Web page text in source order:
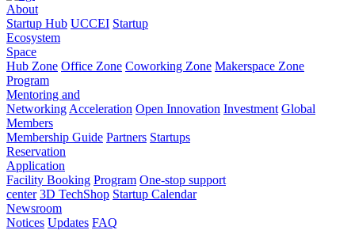
About
Startup Hub UCCEI Startup
Ecosystem
Space
Hub Zone Office Zone Coworking Zone Makerspace Zone
Program
Mentoring and
Networking Acceleration Open Innovation Investment Global
Members
Membership Guide Partners Startups
Reservation
Application
Facility Booking Program One-stop support
center 3D TechShop Startup Calendar
Newsroom
Notices Updates FAQ